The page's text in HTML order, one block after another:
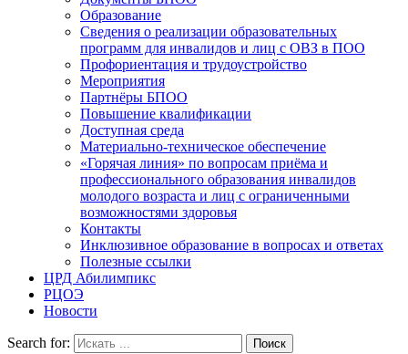
Образование
Сведения о реализации образовательных
программ для инвалидов и лиц с ОВЗ в ПОО
Профориентация и трудоустройство
Мероприятия
Партнёры БПОО
Повышение квалификации
Доступная среда
Материально-техническое обеспечение
«Горячая линия» по вопросам приёма и
профессионального образования инвалидов
молодого возраста и лиц с ограниченными
возможностями здоровья
Контакты
Инклюзивное образование в вопросах и ответах
Полезные ссылки
ЦРД Абилимпикс
РЦОЭ
Новости
Search for: